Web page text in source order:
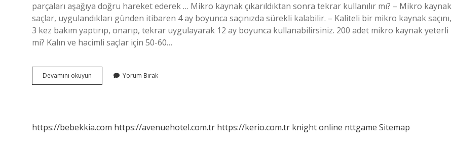
parçaları aşağıya doğru hareket ederek … Mikro kaynak çıkarıldıktan sonra tekrar kullanılır mı? – Mikro kaynak
saçlar, uygulandıkları günden itibaren 4 ay boyunca saçınızda sürekli kalabilir. – Kaliteli bir mikro kaynak saçını,
3 kez bakım yaptırıp, onarıp, tekrar uygulayarak 12 ay boyunca kullanabilirsiniz. 200 adet mikro kaynak yeterli
mi? Kalın ve hacimli saçlar için 50-60…
Devamını okuyun
Kaynak
Yorum Bırak
https://bebekkia.com https://avenuehotel.com.tr https://kerio.com.tr knight online nttgame Sitemap